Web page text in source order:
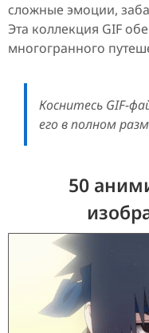
сложные эмоции,
Эта коллекция GIF
многогранного
Коснитесь GIF-
его в полном
50